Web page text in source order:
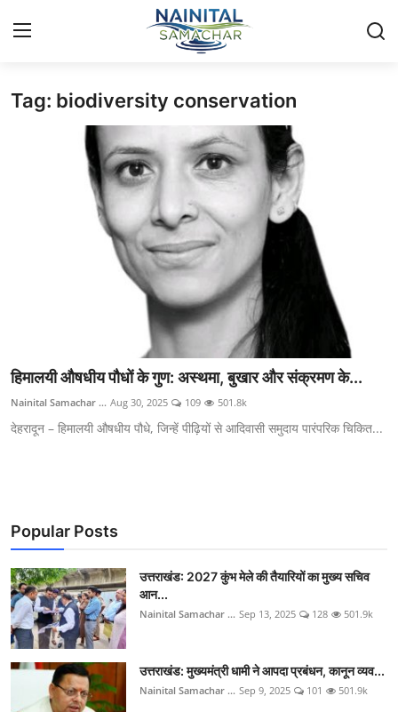
Login Register
🏔️ स्थानीय समाचार
🏞️ पर्यटन और संस्कृति
💼 व्यापार और अर्थव्यवस्था
Tag: biodiversity conservation
हिमालयी औषधीय पौधों के गुण: अस्थमा, बुखार और संक्रमण के...
Nainital Samachar ... Aug 30, 2025 109 501.8k
देहरादून – हिमालयी औषधीय पौधे, जिन्हें पीढ़ियों से आदिवासी समुदाय पारंपरिक चिकित...
Popular Posts
उत्तराखंड: 2027 कुंभ मेले की तैयारियों का मुख्य सचिव
आन...
Nainital Samachar ... Sep 13, 2025 128 501.9k
उत्तराखंड: मुख्यमंत्री धामी ने आपदा प्रबंधन, कानून व्यव...
Nainital Samachar ... Sep 9, 2025 101 501.9k